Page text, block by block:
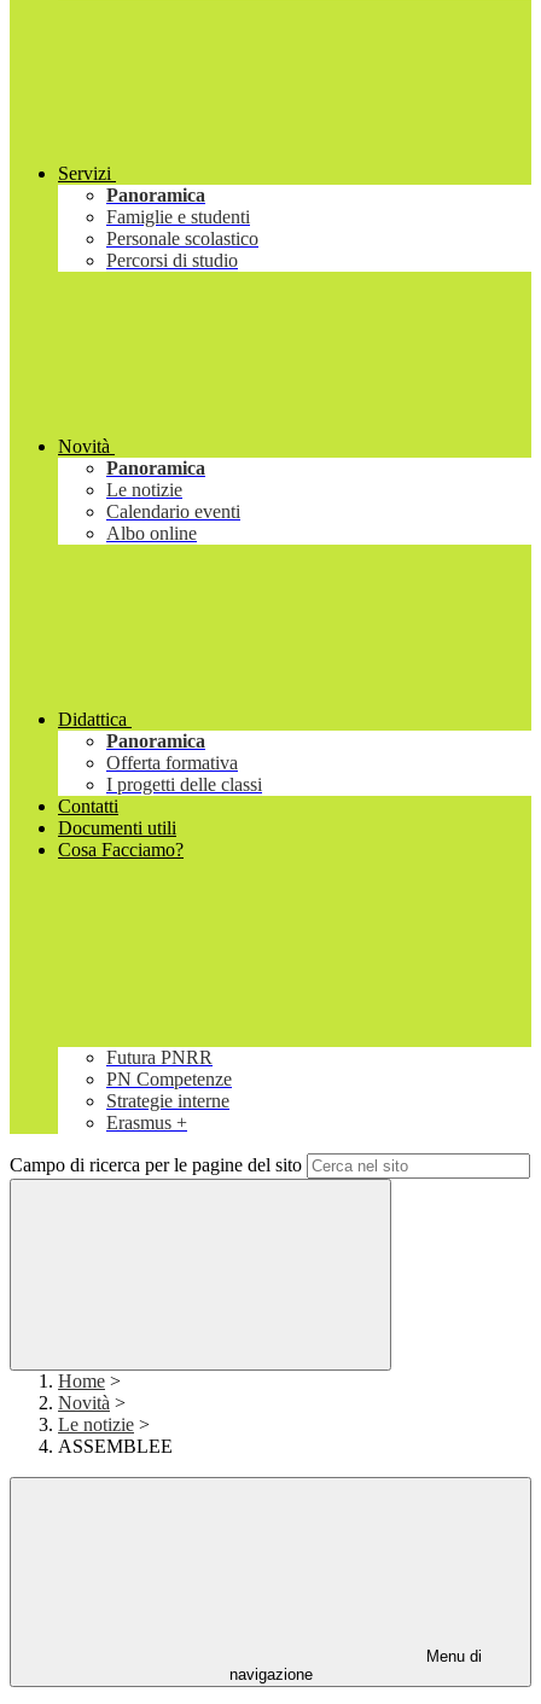
Servizi
Panoramica
Famiglie e studenti
Personale scolastico
Percorsi di studio
Novità
Panoramica
Le notizie
Calendario eventi
Albo online
Didattica
Panoramica
Offerta formativa
I progetti delle classi
Contatti
Documenti utili
Cosa Facciamo?
Futura PNRR
PN Competenze
Strategie interne
Erasmus +
Campo di ricerca per le pagine del sito
Home >
Novità >
Le notizie >
ASSEMBLEE
Menu di
navigazione